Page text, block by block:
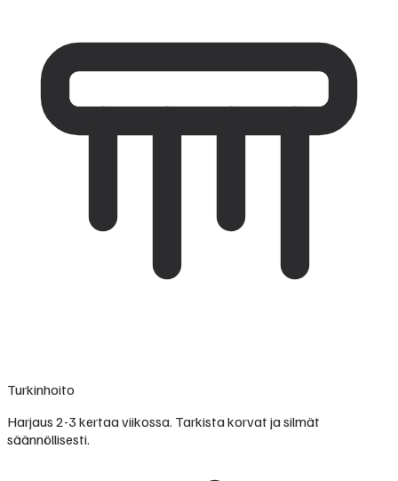
Turkinhoito
Harjaus 2-3 kertaa viikossa. Tarkista korvat ja silmät
säännöllisesti.